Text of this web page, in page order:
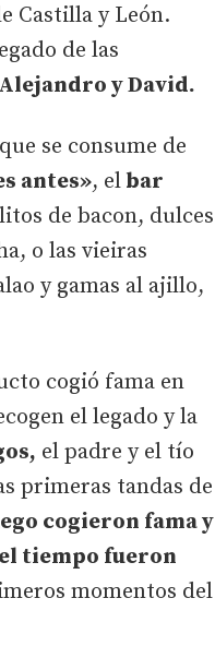
Castilla y León.
de las
Alejandro y David.
se consume de
antes», el bar
de bacon, dulces
o las vieiras
y gamas al ajillo,
cogió fama en
el legado y la
el padre y el tío
primeras tandas de
cogieron fama y
tiempo fueron
momentos del